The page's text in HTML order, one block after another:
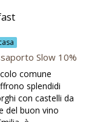
Slow 10%
comune
splendidi
con castelli da
del buon vino